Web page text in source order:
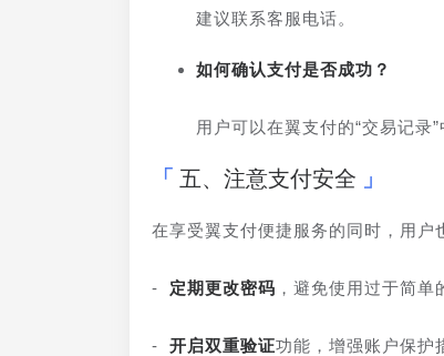
建议联系客服电话。
如何确认支付是否成功？
用户可以在翼支付的“交易记录
五、注意支付安全
在享受翼支付便捷服务的同时，用户
- 定期更改密码 ，避免使用过于简单
- 开启双重验证功能，增强账户保护